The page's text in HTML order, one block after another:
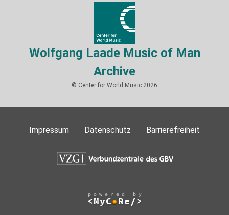
Wolfgang Laade Music of Man
Archive
© Center for World Music 2026
Impressum Datenschutz Barrierefreiheit